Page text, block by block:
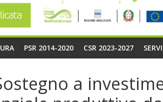
PSR 2014-2020 CSR 2023-2027
a